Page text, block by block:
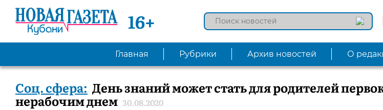
16+
Главная Рубрики Архив новостей О
Соц. сфера: День знаний может стать для родителей
нерабочим днем 30.08.2020